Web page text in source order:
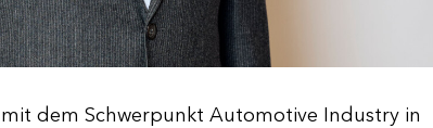
dem Schwerpunkt Automotive Industry in